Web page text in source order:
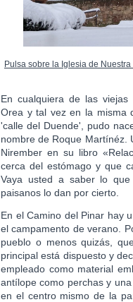
Pulsa sobre la Iglesia de
En cualquiera de las
Orea y tal vez en la misma
'calle del Duende', pudo
nombre de Roque Martínéz.
Nirember en su libro
cerca del estómago y que
Vaya usted a saber lo
paisanos lo dan por cierto.
En el Camino del Pinar hay
el campamento de verano.
pueblo o menos quizás,
principal está dispuesto y
empleado como material
antílope como perchas y
en el centro mismo de la